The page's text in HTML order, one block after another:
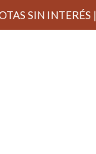
SIN